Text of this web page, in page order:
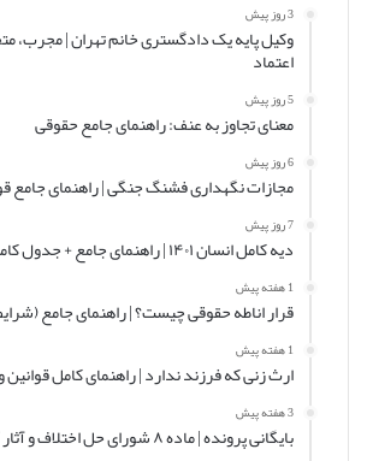
3 روز پیش
وکیل پایه یک دادگستری خانم تهران | مجرب،
اعتماد
5 روز پیش
معنای تجاوز به عنف: راهنمای جامع حقوقی
6 روز پیش
مجازات نگهداری فشنگ جنگی | راهنمای جامع
7 روز پیش
دیه کامل انسان ۱۴۰۱ | راهنمای جامع + جدول کامل مبلغ دیه
1 هفته پیش
قرار اناطه حقوقی چیست؟ | راهنمای جامع
1 هفته پیش
ارث زنی که فرزند ندارد | راهنمای کامل
3 هفته پیش
بایگانی پرونده | ماده ۸ شورای حل اختلاف و آثار آن